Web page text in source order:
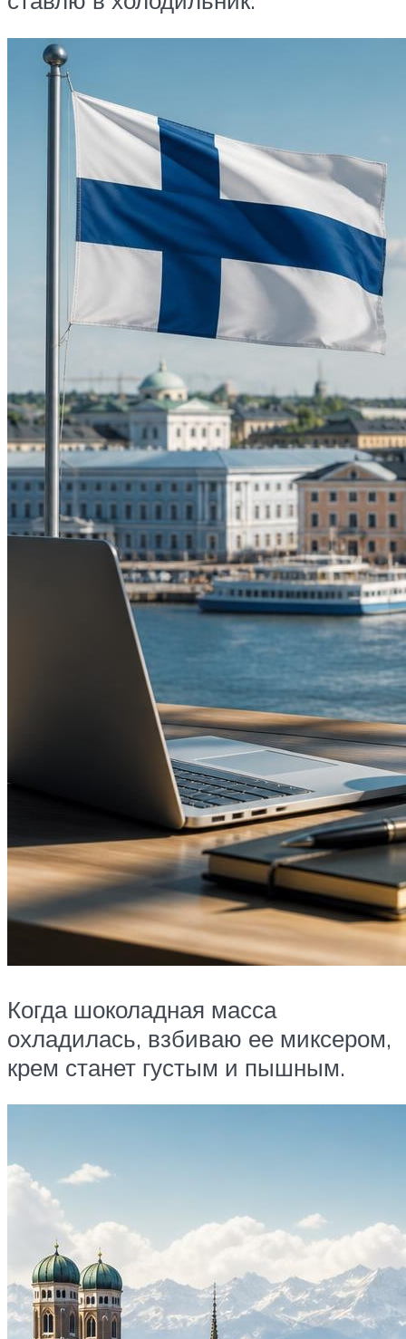
Когда шоколадная масса
охладилась, взбиваю ее миксером,
крем станет густым и пышным.